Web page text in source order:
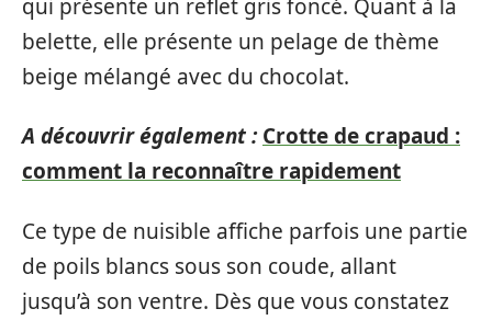
qui présente un reflet gris foncé. Quant à la
belette, elle présente un pelage de thème
beige mélangé avec du chocolat.
A découvrir également : Crotte de crapaud :
comment la reconnaître rapidement
Ce type de nuisible affiche parfois une partie
de poils blancs sous son coude, allant
jusqu’à son ventre. Dès que vous constatez